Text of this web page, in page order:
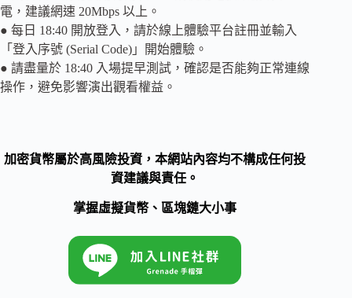
電，建議網速 20Mbps 以上。
● 每日 18:40 開放登入，請於線上體驗平台註冊並輸入
「登入序號 (Serial Code)」開始體驗。
● 請盡量於 18:40 入場提早測試，確認是否能夠正常連線
操作，避免影響演出觀看權益。
加密貨幣屬於高風險投資，本網站內容均不構成任何投
資建議與責任。
掌握虛擬貨幣、區塊鏈大小事